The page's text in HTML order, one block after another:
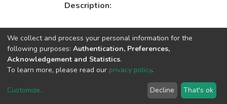
Description:
Collections
LICENCIATURA EN PSICOPEDAGOGÍA
DSpace software copyright © 2002-2026 LYRASIS
End User Agreement
We collect and process your personal information for the
following purposes: Authentication, Preferences,
Acknowledgement and Statistics.
To learn more, please read our privacy policy.
Customize... Decline That's ok